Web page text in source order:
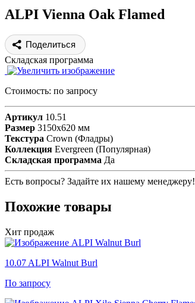
ALPI Vienna Oak Flamed
Поделиться
Складская программа
Стоимость: по запросу
Артикул 10.51
Размер 3150x620 мм
Текстура Crown (Фладры)
Коллекция Evergreen (Популярная)
Складская программа Да
Есть вопросы? Задайте их нашему менеджеру!
Похожие товары
Хит продаж
10.07 ALPI Walnut Burl
По запросу